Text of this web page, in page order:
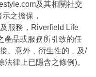
及其相關社交
之擔保，
服務，Riverfield Life
產品或服務所引致的任
、意外﹑衍生性的﹑及/
律上已隱含之條例)。